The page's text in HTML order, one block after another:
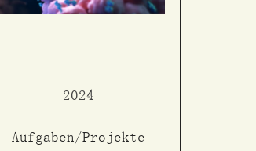
2024
Aufgaben/Projekte